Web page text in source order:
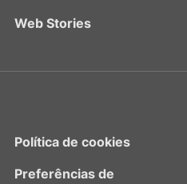
Web Stories
Política de cookies
Preferências de